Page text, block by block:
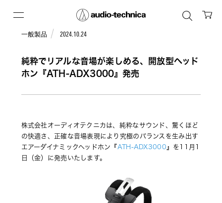
一般製品 2024.10.24
純粋でリアルな音場が楽しめる、開放型ヘッド
ホン『ATH-ADX3000』発売
株式会社オーディオテクニカは、純粋なサウンド、驚くほど
の快適さ、正確な音場表現により究極のバランスを生み出す
エアーダイナミックヘッドホン『ATH-ADX3000』を11月1
日（金）に発売いたします。